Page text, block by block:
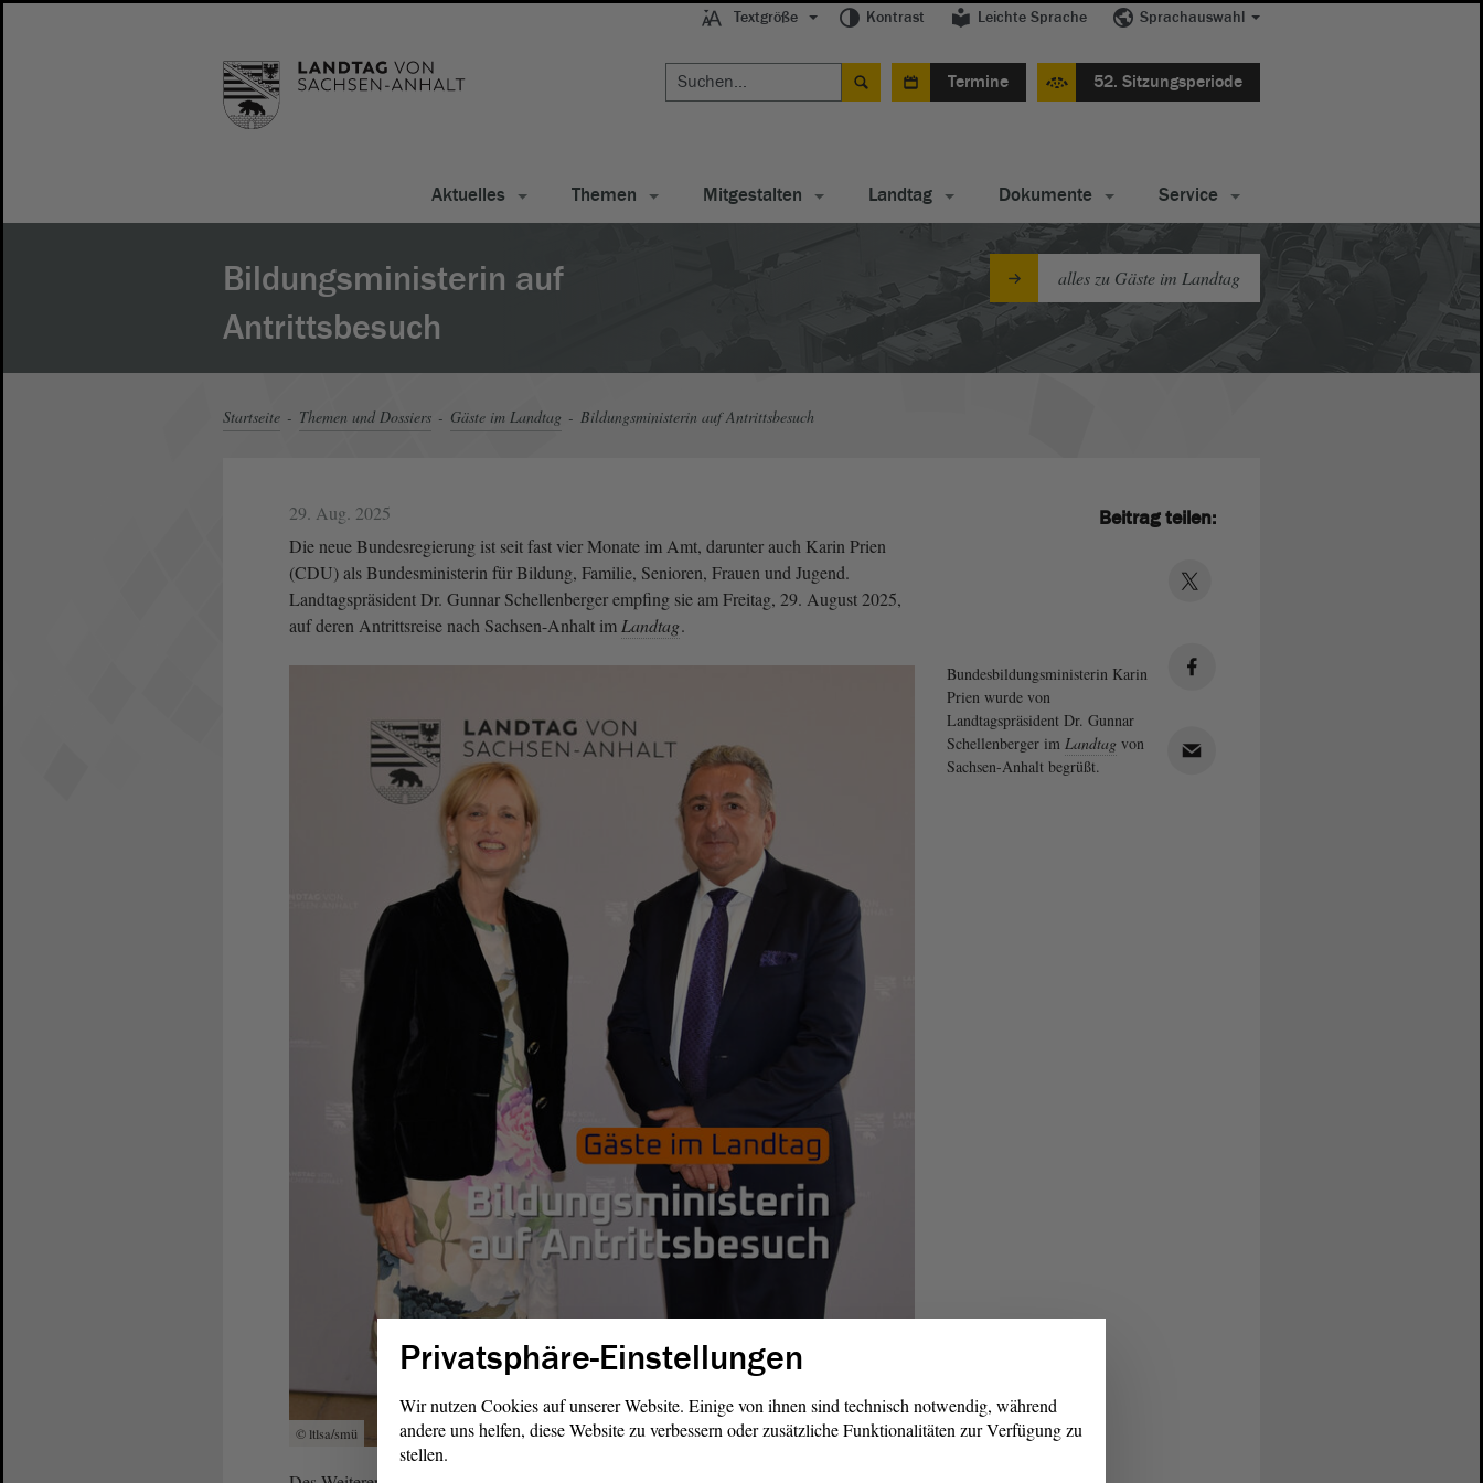
Textgröße Kontrast Leichte Sprache Sprachauswahl
Termine 52. Sitzungsperiode
Aktuelles Themen Mitgestalten Landtag Dokumente Service
Bildungsministerin auf
Antrittsbesuch
alles zu Gäste im Landtag
Startseite Themen und Dossiers Gäste im Landtag Bildungsministerin auf Antrittsbesuch
29. Aug. 2025
Die neue Bundesregierung ist seit fast vier Monate im Amt, darunter auch Karin Prien
(CDU) als Bundesministerin für Bildung, Familie, Senioren, Frauen und Jugend.
Landtagspräsident Dr. Gunnar Schellenberger empfing sie am Freitag, 29. August 2025,
auf deren Antrittsreise nach Sachsen-Anhalt im Landtag.
© ltlsa/smü
Bundesbildungsministerin Karin
Prien wurde von
Landtagspräsident Dr. Gunnar
Schellenberger im Landtagvon
Sachsen-Anhalt begrüßt.
Beitrag teilen:
Privatsphäre-Einstellungen
Wir nutzen Cookies auf unserer Website. Einige von ihnen sind technisch notwendig, während
andere uns helfen, diese Website zu verbessern oder zusätzliche Funktionalitäten zur Verfügung zu
stellen.